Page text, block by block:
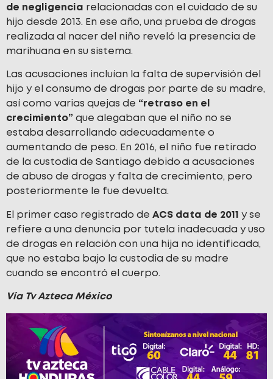
de negligencia relacionadas con el cuidado de su
hijo desde 2013. En ese año, una prueba de drogas
realizada al nacer del niño reveló la presencia de
marihuana en su sistema.
Las acusaciones incluían la falta de supervisión del
hijo y el consumo de drogas por parte de su madre,
así como varias quejas de “retraso en el
crecimiento” que alegaban que el niño no se
estaba desarrollando adecuadamente o
aumentando de peso. En 2016, el niño fue retirado
de la custodia de Santiago debido a acusaciones
de abuso de drogas y falta de crecimiento, pero
posteriormente le fue devuelta.
El primer caso registrado de ACS data de 2011 y se
refiere a una denuncia por tutela inadecuada y uso
de drogas en relación con una hija no identificada,
que no estaba bajo la custodia de su madre
cuando se encontró el cuerpo.
Vía Tv Azteca México